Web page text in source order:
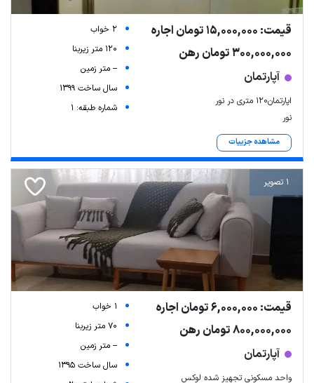
قیمت: 15,000,000 تومان اجاره
300,000,000 تومان رهن
آپارتمان
اپارتمان۱۲۰ متری در نور
نور
مشاهده جزییات
2 خواب
120 متر زیربنا
-- متر زمین
سال ساخت 1399
شماره طبقه: 1
1 تصویر
قیمت: 6,000,000 تومان اجاره
800,000,000 تومان رهن
آپارتمان
واحد مسکونی تجهیز شده لوکس
1 خواب
70 متر زیربنا
-- متر زمین
سال ساخت 1395